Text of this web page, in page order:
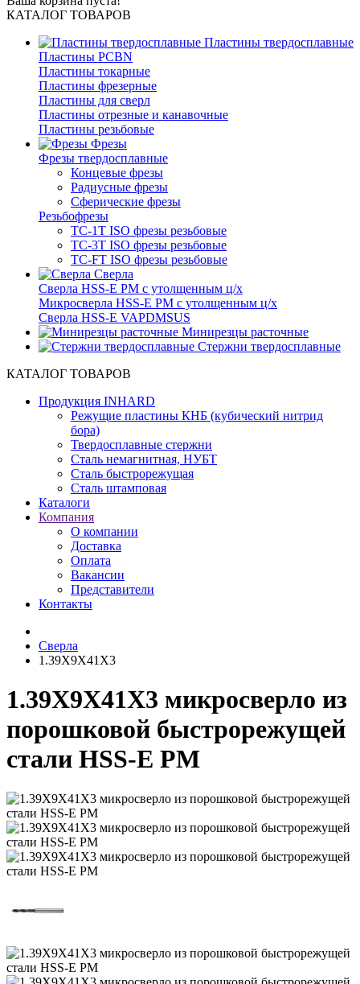
КАТАЛОГ ТОВАРОВ
Пластины твердосплавные
Пластины PCBN
Пластины токарные
Пластины фрезерные
Пластины для сверл
Пластины отрезные и канавочные
Пластины резьбовые
Фрезы
Фрезы твердосплавные
Концевые фрезы
Радиусные фрезы
Сферические фрезы
Резьбофрезы
TC-1T ISO фрезы резьбовые
TC-3T ISO фрезы резьбовые
TC-FT ISO фрезы резьбовые
Сверла
Cверла HSS-E PM c утолщенным ц/х
Микросверла HSS-E PM c утолщенным ц/х
Сверла HSS-E VAPDMSUS
Минирезцы расточные
Cтержни твердосплавные
КАТАЛОГ ТОВАРОВ
Продукция INHARD
Режущие пластины КНБ (кубический нитрид
бора)
Твердосплавные стержни
Сталь немагнитная, НУБТ
Сталь быстрорежущая
Сталь штамповая
Каталоги
Компания
О компании
Доставка
Оплата
Вакансии
Представители
Контакты
Сверла
1.39X9X41X3
1.39X9X41X3 микросверло из
порошковой быстрорежущей
стали HSS-E PM